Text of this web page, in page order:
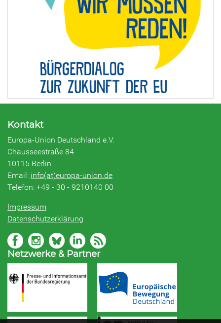
Kontakt
Europa-Union Deutschland e.V.
Chausseestraße 84
10115 Berlin
Email: info(at)europa-union.de
Telefon: +49 - 30 - 9210140 00
Impressum
Datenschutzerklärung
Netzwerke & Partner